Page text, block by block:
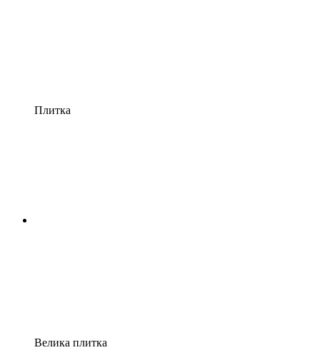
Плитка
Велика плитка